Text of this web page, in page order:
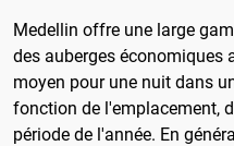
Medellin offre une large
des auberges économiques
moyen pour une nuit dans
fonction de l'emplacement,
période de l'année. En